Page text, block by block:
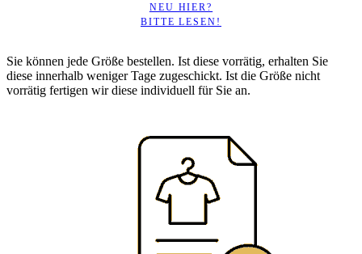
NEU HIER?
BITTE LESEN!
Sie können jede Größe bestellen. Ist diese vorrätig, erhalten Sie
diese innerhalb weniger Tage zugeschickt. Ist die Größe nicht
vorrätig fertigen wir diese individuell für Sie an.